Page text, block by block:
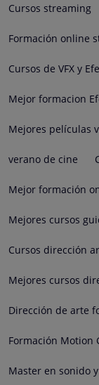
Cursos streaming
Formación online
Cursos de VFX y
Mejor formacion
Mejores películas
verano de cine
Mejor formación
Mejores cursos
Cursos dirección
Mejores cursos
Dirección de arte
Formación Motion
Master en sonido